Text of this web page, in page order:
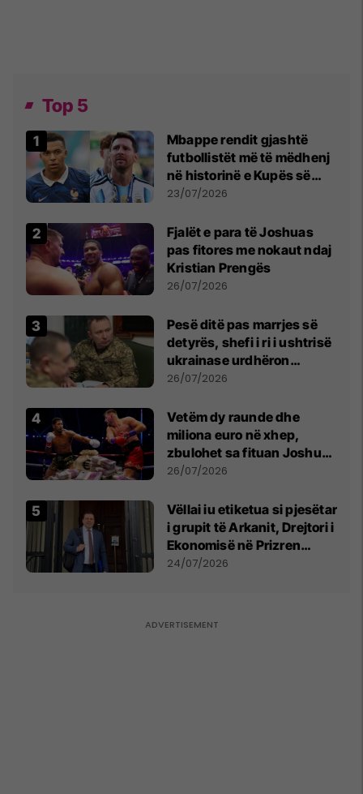
Top 5
Mbappe rendit gjashtë
futbollistët më të mëdhenj
në historinë e Kupës së
Botës, Messi mbetet i dyti
23/07/2026
Fjalët e para të Joshuas
pas fitores me nokaut ndaj
Kristian Prengës
26/07/2026
Pesë ditë pas marrjes së
detyrës, shefi i ri i ushtrisë
ukrainase urdhëron
kontroll të madh
26/07/2026
Vetëm dy raunde dhe
miliona euro në xhep,
zbulohet sa fituan Joshua
e Prenga
26/07/2026
Vëllai iu etiketua si pjesëtar
i grupit të Arkanit, Drejtori i
Ekonomisë në Prizren
mohon pretendimet
24/07/2026